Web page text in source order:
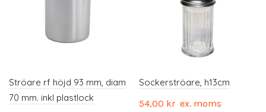
Ströare rf höjd 93 mm, diam
70 mm. inkl plastlock
Sockerströare, h13cm
54,00 kr ex. moms